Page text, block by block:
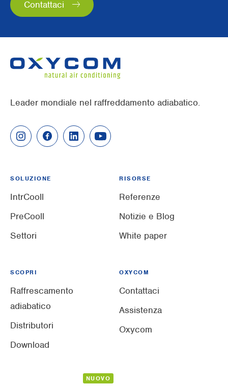
Contattaci
Leader mondiale nel raffreddamento adiabatico.
SOLUZIONE
IntrCooll
PreCooll
Settori
RISORSE
Referenze
Notizie e Blog
White paper
SCOPRI
Raffrescamento
adiabatico
Distributori
Download
OXYCOM
Contattaci
Assistenza
Oxycom
NUOVO